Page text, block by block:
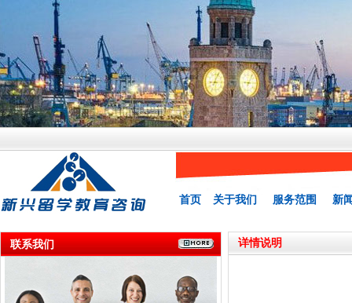
首页 关于我们 服务范围 新
联系我们 详情说明